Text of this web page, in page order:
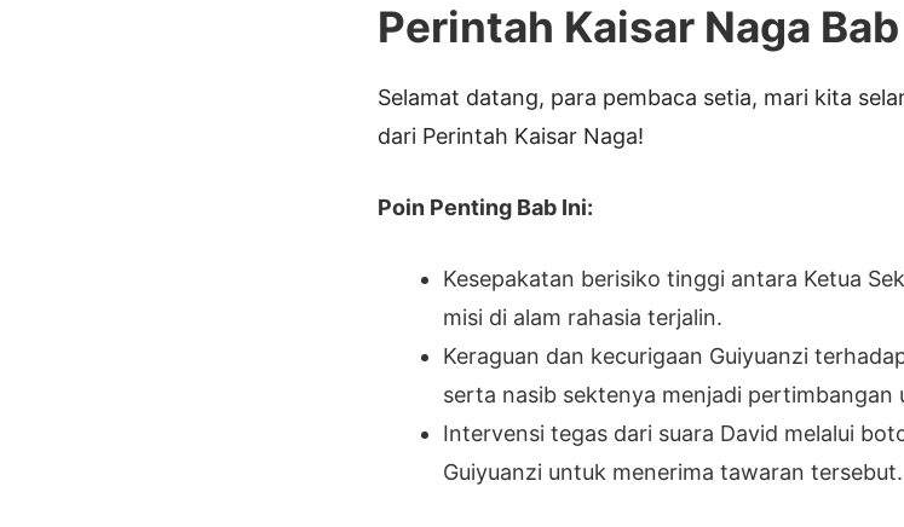
Perintah Kaisar Naga
Selamat datang, para pembaca setia, mari kita
dari Perintah Kaisar Naga!
Poin Penting Bab Ini:
Kesepakatan berisiko tinggi antara Ketua
misi di alam rahasia terjalin.
Keraguan dan kecurigaan Guiyuanzi
serta nasib sektenya menjadi pertimbangan
Intervensi tegas dari suara David melalui
Guiyuanzi untuk menerima tawaran tersebut.